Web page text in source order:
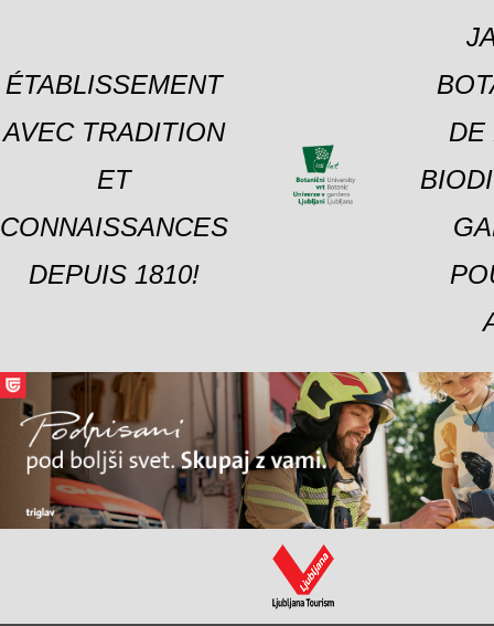
ÉTABLISSEMENT
AVEC TRADITION
ET
CONNAISSANCES
DEPUIS 1810!
DE